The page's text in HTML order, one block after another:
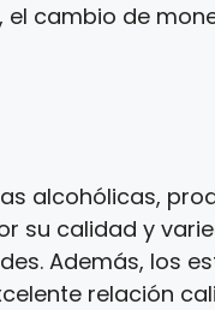
cambio de
alcohólicas,
su calidad y
Además, los
relación